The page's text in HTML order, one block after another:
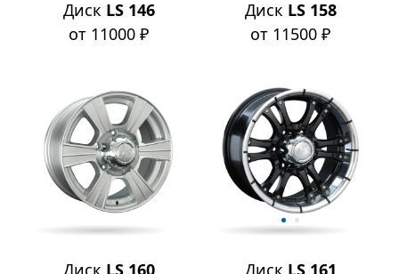
Диск LS 146
от 11000 ₽
Диск LS 158
от 11500 ₽
Диск LS 160
Диск LS 161